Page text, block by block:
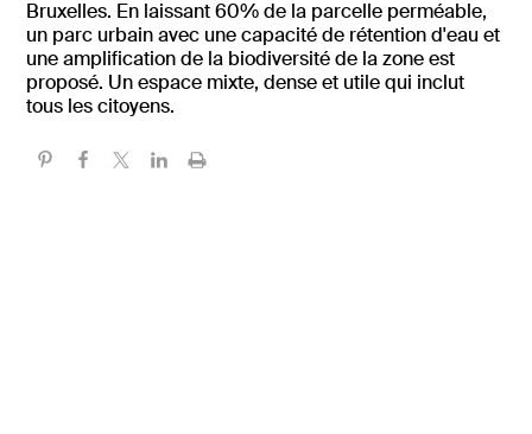
Bruxelles. En laissant 60% de la parcelle perméable,
un parc urbain avec une capacité de rétention d'eau et
une amplification de la biodiversité de la zone est
proposé. Un espace mixte, dense et utile qui inclut
tous les citoyens.